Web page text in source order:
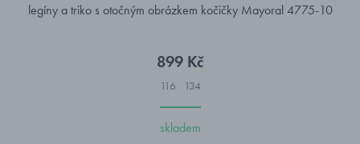
legíny a triko s otočným obrázkem kočičky Mayoral 4775-10
899 Kč
116 134
skladem